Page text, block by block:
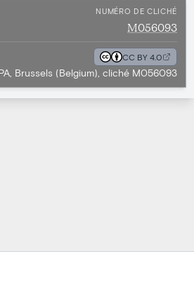
NUMÉRO DE CLICHÉ
M056093
CC BY 4.0
Brussels (Belgium), cliché M056093